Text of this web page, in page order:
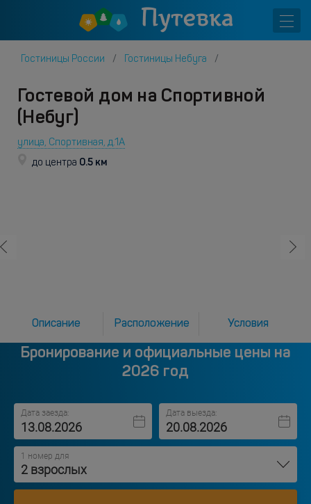
Гостиницы России Гостиницы Небуга
Гостевой дом на Спортивной
(Небуг)
улица, Спортивная, д.1А
до центра 0.5 км
Описание Расположение Условия
Бронирование и официальные цены на
2026 год
Дата заезда: Дата выезда:
1 номер для
2 взрослых